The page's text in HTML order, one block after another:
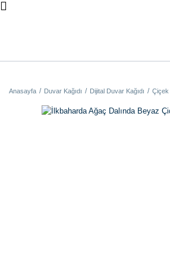
Anasayfa Duvar Kağıdı Dijital Duvar Kağıdı Çiçek